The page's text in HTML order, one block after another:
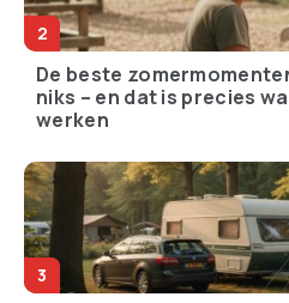
17-jarige betast 9
vrouwen in Dordrecht –
en niemand doet iets